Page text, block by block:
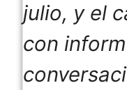
julio, y el
con